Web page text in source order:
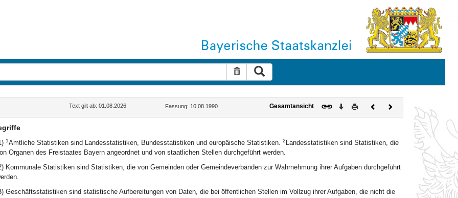
Suche zurücksetzen
Text gilt ab: 01.08.2026 Fassung: 10.08.1990 Gesamtansicht Download
DruckenVorherigesNächstes
Dokument
1Amtliche Statistiken sind Landesstatistiken, Bundesstatistiken und europäische Statistiken. 2 Landesstatistiken sind Statistiken, die
Organen des Freistaates Bayern angeordnet und von staatlichen Stellen durchgeführt werden.
Kommunale Statistiken sind Statistiken, die von Gemeinden oder Gemeindeverbänden zur Wahrnehmung ihrer Aufgaben durchgeführt
Geschäftsstatistiken sind statistische Aufbereitungen von Daten, die bei öffentlichen Stellen im Vollzug ihrer Aufgaben, die nicht die